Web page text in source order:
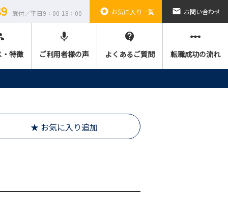
受付／平日9：00-18：00 stars お気に入り一覧 email お問い合わせ
・特徴
mic
ご利用者様の声
contact_support
よくあるご質問
linear_scale
転職成功の流れ
★ お気に入り追加